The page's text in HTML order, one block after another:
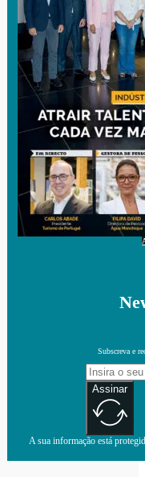
Subscreva e
Assinar
A sua informação está